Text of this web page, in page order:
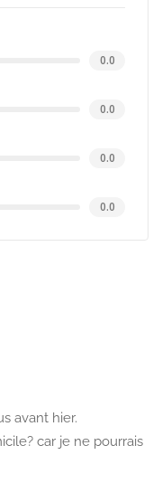
0.0
0.0
0.0
0.0
avant hier.
car je ne pourrais